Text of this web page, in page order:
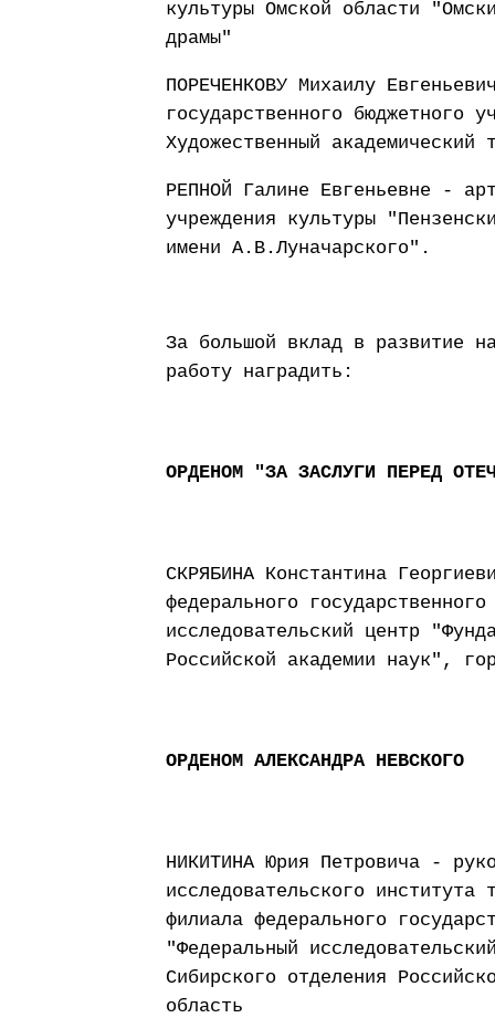
культуры Омской области
драмы"
ПОРЕЧЕНКОВУ Михаилу
государственного бюджетного
Художественный
РЕПНОЙ Галине Евгеньевне -
учреждения культуры
имени А.В.Луначарского".
За большой вклад в развитие
работу наградить:
ОРДЕНОМ "ЗА ЗАСЛУГИ ПЕРЕД
СКРЯБИНА Константина
федерального
исследовательский центр
Российской академии наук",
ОРДЕНОМ АЛЕКСАНДРА НЕВСКОГО
НИКИТИНА Юрия Петровича -
исследовательского
филиала федерального
"Федеральный
Сибирского отделения
область